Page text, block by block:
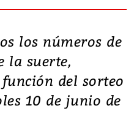
los números de
la suerte,
del sorteo
10 de junio de